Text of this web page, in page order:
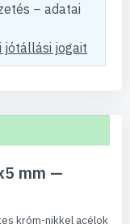
– adatai
jótállási jogait
mm —
króm-nikkel acélok